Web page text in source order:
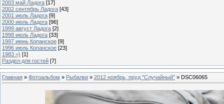
2003 май Ладога [17]
2002 сентябрь Ладога [43]
2001 июль Ладога [9]
2000 июль Ладога [96]
1999 август Ладога [2]
1998 июль Ладога [33]
1997 июнь Копанское [9]
1996 июль Копанское [23]
1983 =) [1]
Раздел для гостей [7]
Главная » Фотоальбом » Рыбалки » 2012 ноябрь, пруд "Случайный" » DSC06065